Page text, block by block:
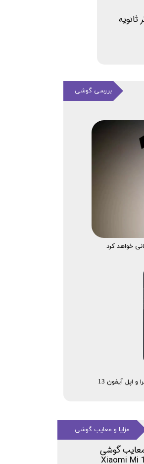
نقد و مقایسه بهترین گوشی های سامسونگ اس 22 اولترا و اپل آیفون 13
بررسی گوشی
معایب گوشی
Xiaomi Mi
مزایا و معایب گوشی